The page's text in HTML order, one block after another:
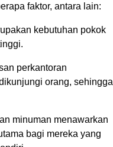
faktor, antara lain:
kebutuhan pokok
perkantoran
orang, sehingga
minuman menawarkan
bagi mereka yang